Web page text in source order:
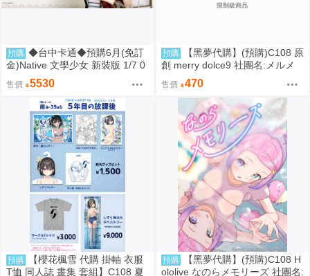
預購 ◆台中卡通◆預購6月(免訂
金)Native 文學少女 新裝版 1/7 0
917
售價 5530
限制級商品
預購
【黑夢代購】(預購)C108 原
創 merry dolce9 社團名:メルメ
リー 繪師:三つ葉ちょこ
售價 470
預購
【櫻花楓雪 代購 掛軸 衣服
T恤 同人誌 畫集 套組】C108 夏
預購
【黑夢代購】(預購)C108 H
ololive なのらメモリーズ 社團名: